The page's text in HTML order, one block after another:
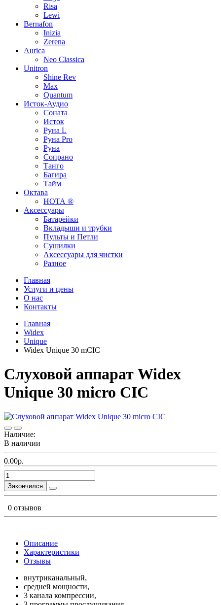
Risa
Lewi
Bernafon
Inizia
Zerena
Aurica
Neo Classica
Unitron
Shine Rev
Max
Quantum
Исток-Аудио
Соната
Исток
Руна L
Руна Pro
Руна
Сопрано
Танго
Багира
Тайм
Октава
НОТА ®
Аксессуары
Батарейки
Вкладыши и трубки
Пульты и Петли
Сушилки
Аксессуары для чистки
Разное
Главная
Услуги и цены
О нас
Контакты
Главная
Widex
Unique
Widex Unique 30 mCIC
Cлуховой аппарат Widex
Unique 30 micro CIC
Наличие:
В наличии
0.00р.
Закончился
0 отзывов
Описание
Характеристики
Отзывы
внутриканальный,
средней мощности,
3 канала компрессии,